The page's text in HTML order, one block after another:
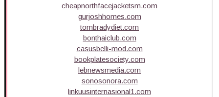
cheapnorthfacejacketsm.com
gurjoshhomes.com
tombradydiet.com
bonthaiclub.com
casusbelli-mod.com
bookplatesociety.com
lebnewsmedia.com
sonosonora.com
linkuusinternasional1.com